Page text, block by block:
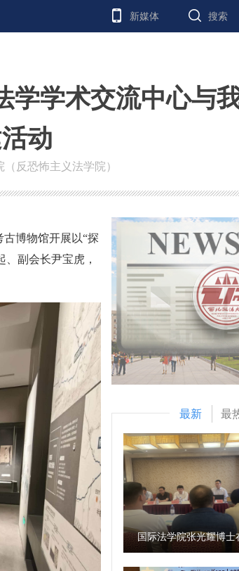
新媒体 搜索
学学术交流中心与
动
反恐怖主义法学院）
博物馆开展以“探
副会长尹宝虎，
最新 最